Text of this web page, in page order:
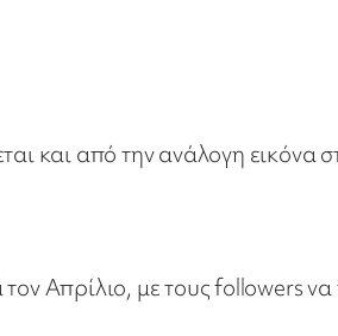
και από την ανάλογη εικόνα
Απρίλιο, με τους followers να